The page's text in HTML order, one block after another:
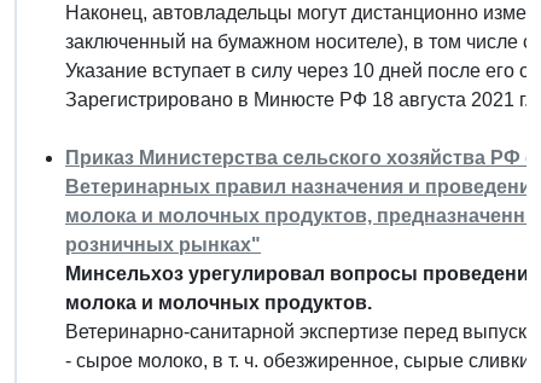
Наконец, автовладельцы могут дистанционно
заключенный на бумажном носителе), в том числе с
Указание вступает в силу через 10 дней после его
Зарегистрировано в Минюсте РФ 18 августа 2021
Приказ Министерства сельского хозяйства РФ
Ветеринарных правил назначения и
молока и молочных продуктов,
розничных рынках"
Минсельхоз урегулировал вопросы
молока и молочных продуктов.
Ветеринарно-санитарной экспертизе перед
- сырое молоко, в т. ч. обезжиренное, сырые